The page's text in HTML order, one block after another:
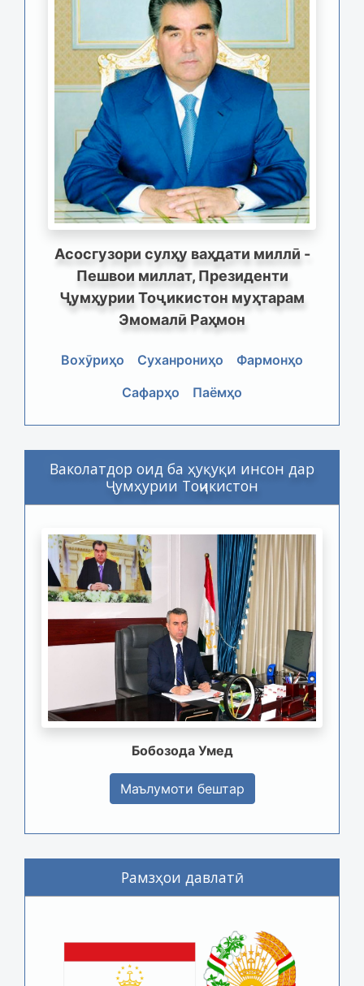
Асосгузори сулҳу ваҳдати миллӣ -
Пешвои миллат, Президенти
Ҷумҳурии Тоҷикистон муҳтарам
Эмомалӣ Раҳмон
Вохӯриҳо Суханрониҳо
Фармонҳо
Сафарҳо
Паёмҳо
Ваколатдор оид ба ҳуқуқи инсон дар
Ҷумҳурии Тоҷикистон
Бобозода Умед
Маълумоти бештар
Рамзҳои давлатӣ